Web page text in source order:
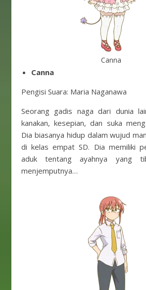
Canna
Canna
Pengisi Suara: Maria Naganawa
Seorang gadis naga dari dunia
kanakan, kesepian, dan suka
Dia biasanya hidup dalam wujud
di kelas empat SD. Dia memiliki
aduk tentang ayahnya yang
menjemputnya…